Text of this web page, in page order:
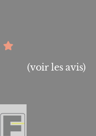
(voir les avis)